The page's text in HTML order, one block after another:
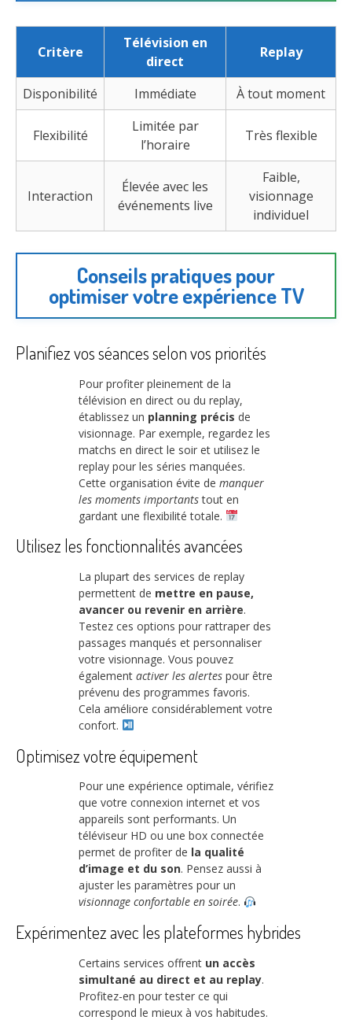
Critère
Télévision en
direct
Replay
Disponibilité Immédiate À tout moment
Flexibilité
Limitée par
l’horaire
Très flexible
Interaction
Élevée avec les
événements live
Faible,
visionnage
individuel
Conseils pratiques pour
optimiser votre expérience TV
Planifiez vos séances selon vos priorités
Pour profiter pleinement de la
télévision en direct ou du replay,
établissez un planning précis de
visionnage. Par exemple, regardez les
matchs en direct le soir et utilisez le
replay pour les séries manquées.
Cette organisation évite de manquer
les moments importantstout en
gardant une flexibilité totale.
Utilisez les fonctionnalités avancées
La plupart des services de replay
permettent de mettre en pause,
avancer ou revenir en arrière.
Testez ces options pour rattraper des
passages manqués et personnaliser
votre visionnage. Vous pouvez
également activer les alertes pour être
prévenu des programmes favoris.
Cela améliore considérablement votre
confort.
Optimisez votre équipement
Pour une expérience optimale, vérifiez
que votre connexion internet et vos
appareils sont performants. Un
téléviseur HD ou une box connectée
permet de profiter de la qualité
d’image et du son. Pensez aussi à
ajuster les paramètres pour un
visionnage confortable en soirée.
Expérimentez avec les plateformes hybrides
Certains services offrent un accès
simultané au direct et au replay.
Profitez-en pour tester ce qui
correspond le mieux à vos habitudes.